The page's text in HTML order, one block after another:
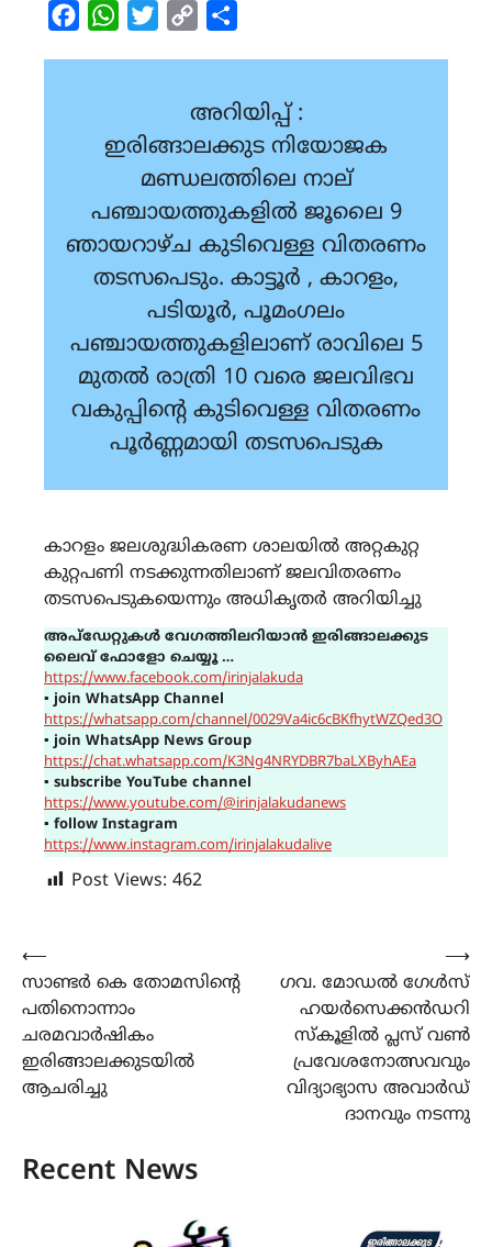
FacebookWhatsAppTwitterCopy
അറിയിപ്പ് :
ഇരിങ്ങാലക്കുട നിയോജക
മണ്ഡലത്തിലെ നാല്
പഞ്ചായത്തുകളിൽ ജൂലൈ 9
ഞായറാഴ്ച കുടിവെള്ള വിതരണം
തടസപെടും. കാട്ടൂർ , കാറളം,
പടിയൂർ, പൂമംഗലം
പഞ്ചായത്തുകളിലാണ് രാവിലെ 5
മുതൽ രാത്രി 10 വരെ ജലവിഭവ
വകുപ്പിന്റെ കുടിവെള്ള വിതരണം
പൂർണ്ണമായി തടസപെടുക
കാറളം ജലശുദ്ധികരണ ശാലയിൽ അറ്റകുറ്റ
കുറ്റപണി നടക്കുന്നതിലാണ് ജലവിതരണം
തടസപെടുകയെന്നും അധികൃതർ അറിയിച്ചു
അപ്ഡേറ്റുകൾ വേഗത്തിലറിയാൻ ഇരിങ്ങാലക്കുട
ലൈവ് ഫോളോ ചെയ്യൂ …
https://www.facebook.com/irinjalakuda
▪ join WhatsApp Channel
https://whatsapp.com/channel/0029Va4ic6cBKfhytWZQed3O
▪ join WhatsApp News Group
https://chat.whatsapp.com/K3Ng4NRYDBR7baLXByhAEa
▪ subscribe YouTube channel
https://www.youtube.com/@irinjalakudanews
▪ follow Instagram
https://www.instagram.com/irinjalakudalive
Post Views: 462
Post
navigation
⟵
സാണ്ടർ കെ തോമസിന്‍റെ
പതിനൊന്നാം
ചരമവാർഷികം
ഇരിങ്ങാലക്കുടയിൽ
ആചരിച്ചു
ഗവ. മോഡൽ ഗേൾസ്
ഹയർസെക്കൻഡറി
സ്കൂളിൽ പ്ലസ് വൺ
പ്രവേശനോത്സവവും
വിദ്യാഭ്യാസ അവാർഡ്
ദാനവും നടന്നു
⟶
Recent News